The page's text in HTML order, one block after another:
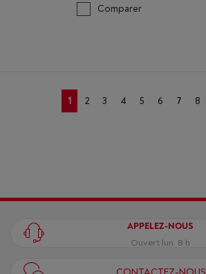
Comparer
1 2 3 4 5 6 7 8
APPELEZ-NOUS
Ouvert lun. 8 h